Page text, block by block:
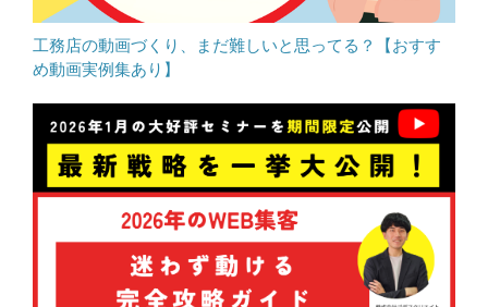
工務店の動画づくり、まだ難しいと思ってる？【おすす
め動画実例集あり】